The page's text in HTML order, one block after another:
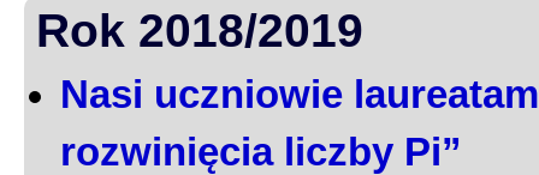
Rok 2018/2019
Nasi uczniowie
rozwinięcia liczby Pi”